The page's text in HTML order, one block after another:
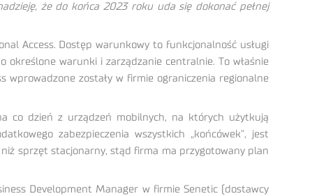
że do końca 2023 roku uda się dokonać pełnej
Access. Dostęp warunkowy to funkcjonalność usługi
warunki i zarządzanie centralnie. To właśnie
wprowadzone zostały w firmie ograniczenia regionalne
co dzień z urządzeń mobilnych, na których użytkują
zabezpieczenia wszystkich „końcówek”, jest
sprzęt stacjonarny, stąd firma ma przygotowany plan
Development Manager w firmie Senetic (dostawcy